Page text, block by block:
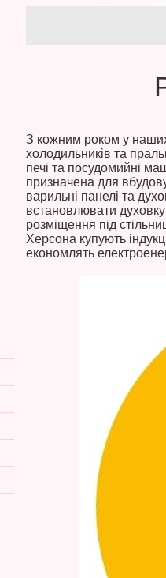
З кожним роком у наших
холодильників та
печі та посудомийні
призначена для
варильні панелі та
встановлювати
розміщення під
Херсона купують
економлять